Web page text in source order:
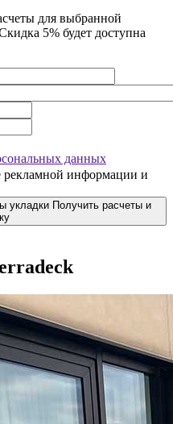
для выбранной
5% будет доступна
данных
рекламной информации и
укладки Получить расчеты и